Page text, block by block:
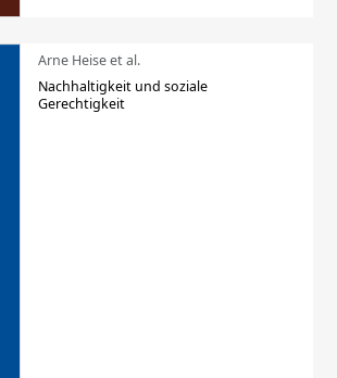
Arne Heise et al.
Nachhaltigkeit und soziale
Gerechtigkeit